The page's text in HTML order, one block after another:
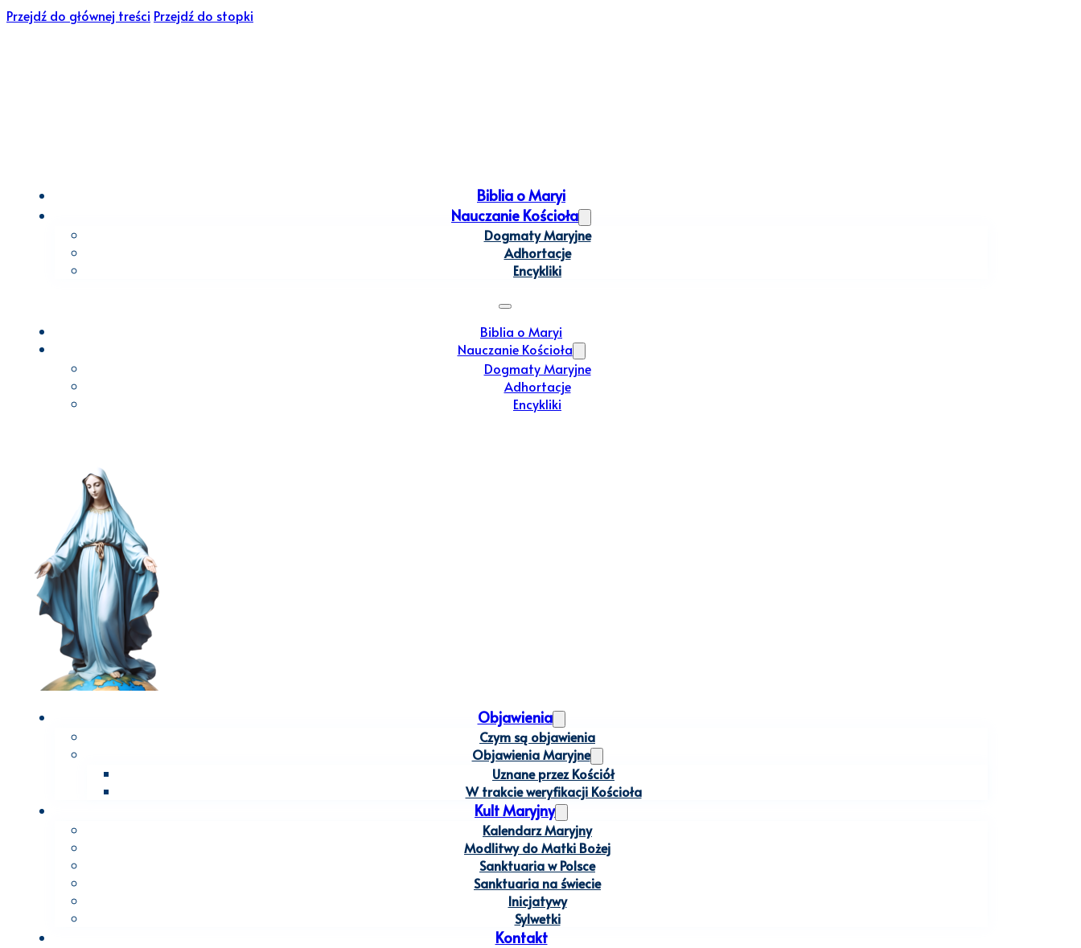
Przejdź do głównej treści Przejdź do stopki
Biblia o Maryi
Nauczanie Kościoła
Dogmaty Maryjne
Adhortacje
Encykliki
Biblia o Maryi
Nauczanie Kościoła
Dogmaty Maryjne
Adhortacje
Encykliki
Objawienia
Czym są objawienia
Objawienia Maryjne
Uznane przez Kościół
W trakcie weryfikacji Kościoła
Kult Maryjny
Kalendarz Maryjny
Modlitwy do Matki Bożej
Sanktuaria w Polsce
Sanktuaria na świecie
Inicjatywy
Sylwetki
Kontakt